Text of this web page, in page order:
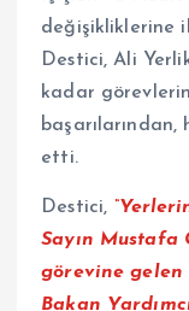
değişikliklerine
Destici, Ali
kadar
etti.
Destici,
Sayın Mustafa
görevine gelen
Bakan